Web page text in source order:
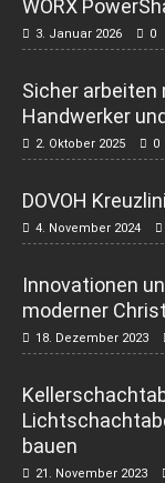
WORX
3. Januar 2026 0
Sicher
Handwerker
2. Oktober 2025 0
DOVOH
4. November 2024
Innovationen
moderner
18. Dezember 2023
bauen
21. November 2023